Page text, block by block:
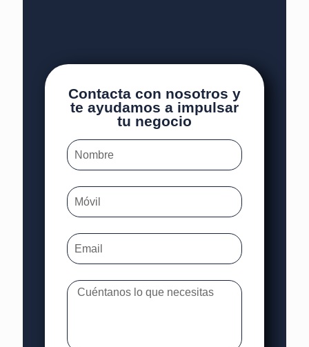
Contacta con nosotros y
te ayudamos a impulsar
tu negocio